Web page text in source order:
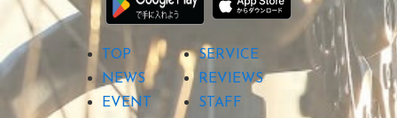
TOP
SERVICE
NEWS
REVIEWS
EVENT
STAFF